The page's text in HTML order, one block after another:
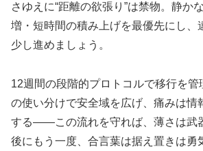
さゆえに“距離の欲張り”は禁物。静か
増・短時間の積み上げを最優先にし、
少し進めましょう。
12週間の段階的プロトコルで移行を管
の使い分けで安全域を広げ、痛みは情
する――この流れを守れば、薄さは武
後にもう一度、合言葉は据え置きは勇